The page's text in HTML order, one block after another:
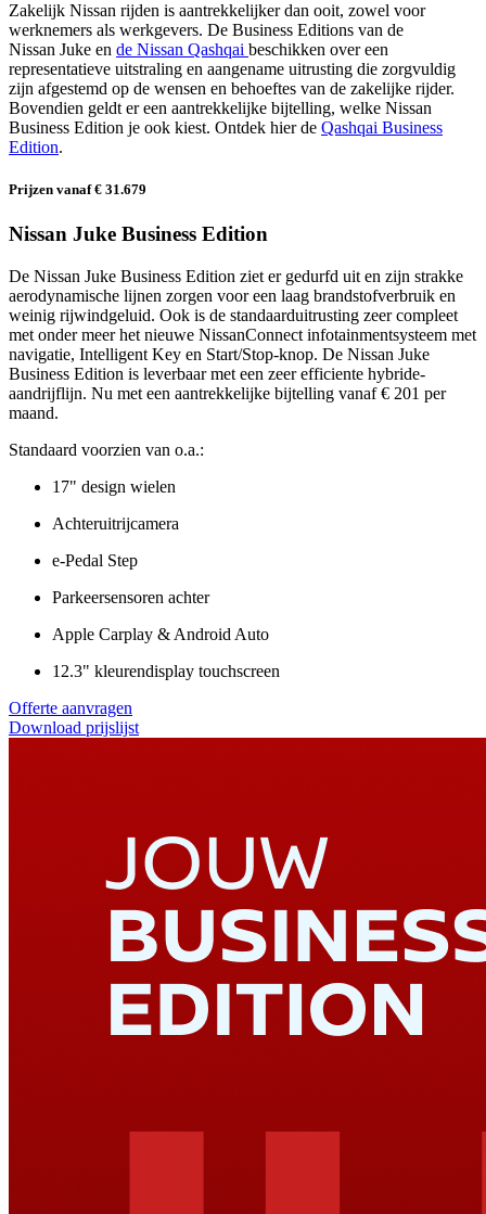
Zakelijk Nissan rijden is aantrekkelijker dan ooit, zowel voor
werknemers als werkgevers. De Business Editions van de
Nissan Juke en de Nissan Qashqai beschikken over een
representatieve uitstraling en aangename uitrusting die zorgvuldig
zijn afgestemd op de wensen en behoeftes van de zakelijke rijder.
Bovendien geldt er een aantrekkelijke bijtelling, welke Nissan
Business Edition je ook kiest. Ontdek hier de Qashqai Business
Edition.
Prijzen vanaf € 31.679
Nissan Juke Business Edition
De Nissan Juke Business Edition ziet er gedurfd uit en zijn strakke
aerodynamische lijnen zorgen voor een laag brandstofverbruik en
weinig rijwindgeluid. Ook is de standaarduitrusting zeer compleet
met onder meer het nieuwe NissanConnect infotainmentsysteem met
navigatie, Intelligent Key en Start/Stop-knop. De Nissan Juke
Business Edition is leverbaar met een zeer efficiente hybride-
aandrijflijn. Nu met een aantrekkelijke bijtelling vanaf € 201 per
maand.
Standaard voorzien van o.a.:
17" design wielen
Achteruitrijcamera
e-Pedal Step
Parkeersensoren achter
Apple Carplay & Android Auto
12.3" kleurendisplay touchscreen
Offerte aanvragen
Download prijslijst